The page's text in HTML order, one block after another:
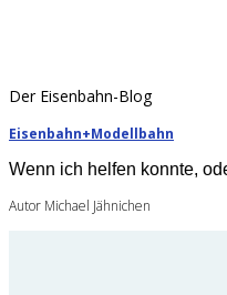
Der Eisenbahn-Blog
Eisenbahn+Modellbahn
Wenn ich helfen konnte,
Autor Michael Jähnichen